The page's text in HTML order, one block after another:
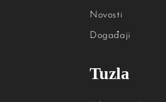
Novosti
Događaji
Tuzla